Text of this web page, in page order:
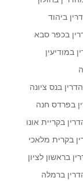
ביהוד
בכפר סבא
במודיעין
בנס ציונה
בפרדס חנה
בקריית אונו
בקרית מלאכי
בראשון לציון
ברמלה